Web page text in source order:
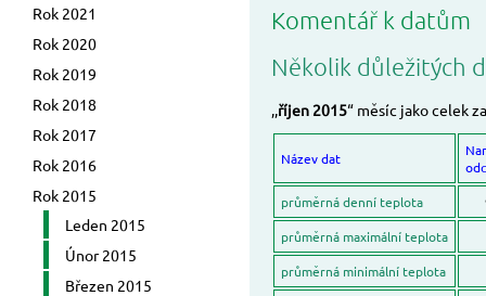
Rok 2021
Rok 2020
Rok 2019
Rok 2018
Rok 2017
Rok 2016
Rok 2015
Leden 2015
Únor 2015
Březen 2015
Komentář k datům
Několik důležitých
,,říjen 2015“ měsíc jako celek
Název dat
průměrná denní teplota
průměrná maximální teplota
průměrná minimální teplota